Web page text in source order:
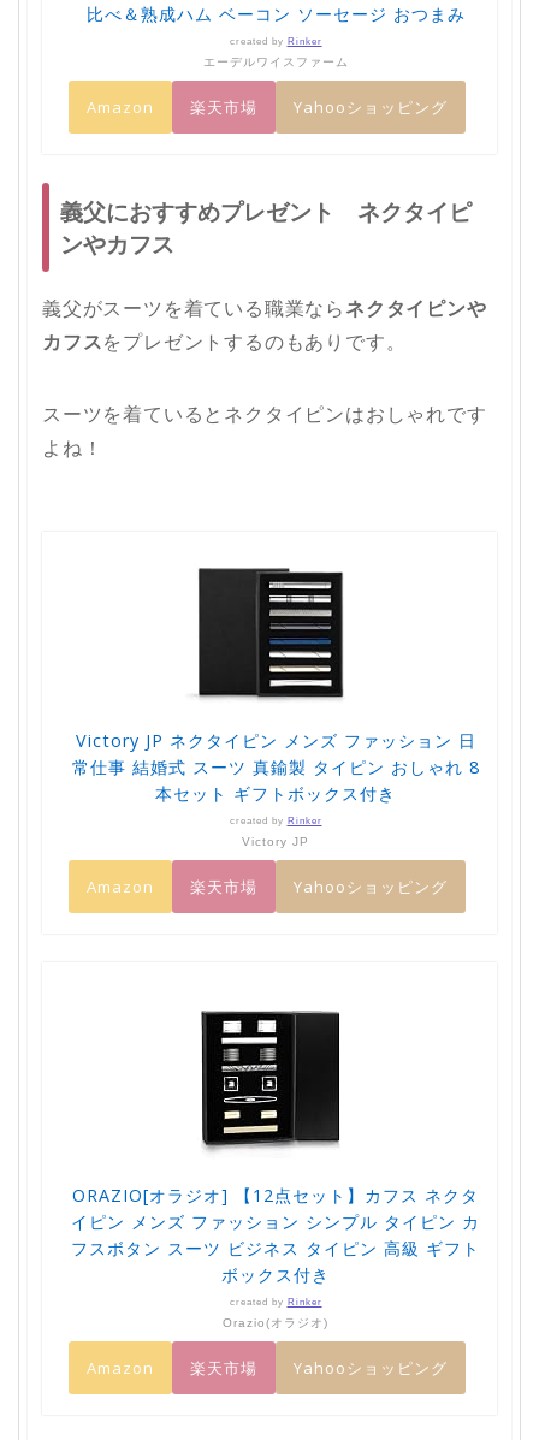
比べ＆熟成ハム ベーコン ソーセージ おつまみ
created by Rinker
エーデルワイスファーム
Amazon 楽天市場 Yahooショッピング
義父におすすめプレゼント ネクタイピ
ンやカフス
義父がスーツを着ている職業ならネクタイピンや
カフスをプレゼントするのもありです。
スーツを着ているとネクタイピンはおしゃれです
よね！
Victory JP ネクタイピン メンズ ファッション 日
常仕事 結婚式 スーツ 真鍮製 タイピン おしゃれ 8
本セット ギフトボックス付き
created by Rinker
Victory JP
Amazon 楽天市場 Yahooショッピング
ORAZIO[オラジオ] 【12点セット】カフス ネクタ
イピン メンズ ファッション シンプル タイピン カ
フスボタン スーツ ビジネス タイピン 高級 ギフト
ボックス付き
created by Rinker
Orazio(オラジオ)
Amazon 楽天市場 Yahooショッピング